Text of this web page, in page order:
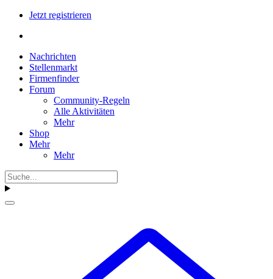
Jetzt registrieren
Nachrichten
Stellenmarkt
Firmenfinder
Forum
Community-Regeln
Alle Aktivitäten
Mehr
Shop
Mehr
Mehr